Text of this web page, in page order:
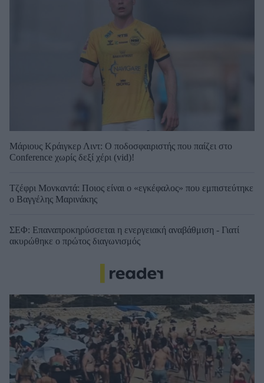
Μάριους Κράιγκερ Λιντ: Ο ποδοσφαιριστής που παίζει στο
Conference χωρίς δεξί χέρι (vid)!
Τζέφρι Μονκαντά: Ποιος είναι ο «εγκέφαλος» που εμπιστεύτηκε
ο Βαγγέλης Μαρινάκης
ΣΕΦ: Επαναπροκηρύσσεται η ενεργειακή αναβάθμιση - Γιατί
ακυρώθηκε ο πρώτος διαγωνισμός